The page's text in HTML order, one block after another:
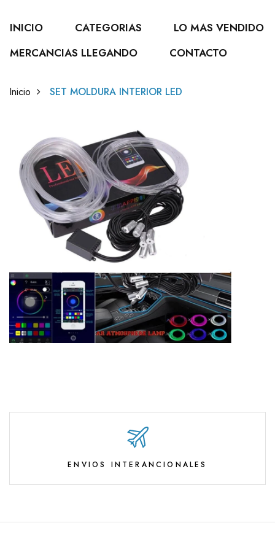
INICIO CATEGORIAS
LO MAS VENDIDO
MERCANCIAS LLEGANDO
CONTACTO
Inicio SET MOLDURA INTERIOR LED
ENVIOS INTERANCIONALES